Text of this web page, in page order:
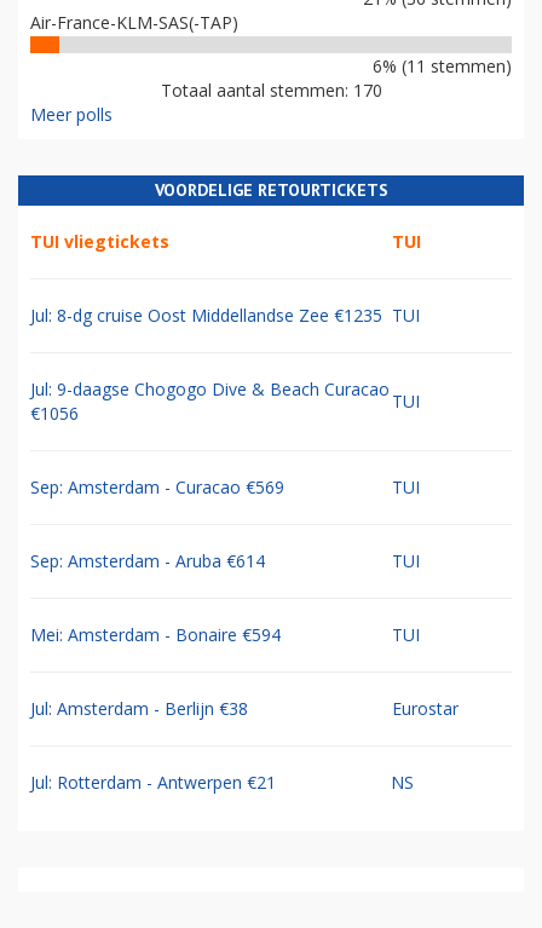
Air-France-KLM-SAS(-TAP)
6% (11 stemmen)
Totaal aantal stemmen: 170
Meer polls
VOORDELIGE RETOURTICKETS
TUI vliegtickets TUI
Jul: 8-dg cruise Oost Middellandse Zee €1235 TUI
Jul: 9-daagse Chogogo Dive & Beach Curacao
€1056
TUI
Sep: Amsterdam - Curacao €569 TUI
Sep: Amsterdam - Aruba €614 TUI
Mei: Amsterdam - Bonaire €594 TUI
Jul: Amsterdam - Berlijn €38 Eurostar
Jul: Rotterdam - Antwerpen €21 NS